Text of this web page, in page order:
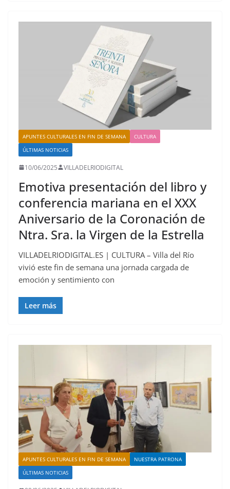
APUNTES CULTURALES EN FIN DE SEMANA
CULTURA
ÚLTIMAS NOTICIAS
10/06/2025 VILLADELRIODIGITAL
Emotiva presentación del libro y
conferencia mariana en el XXX
Aniversario de la Coronación de
Ntra. Sra. la Virgen de la Estrella
VILLADELRIODIGITAL.ES | CULTURA – Villa del Río
vivió este fin de semana una jornada cargada de
emoción y sentimiento con
Leer más
APUNTES CULTURALES EN FIN DE SEMANA
NUESTRA PATRONA
ÚLTIMAS NOTICIAS